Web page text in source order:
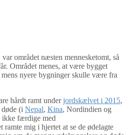
området næsten mennesketomt, så
Området menes, at være bygget
nyere bygninger skulle være fra
hårdt ramt underjordskælvet i 2015,
(i Nepal, Kina, Nordindien og
ikke færdige med
ramte mig i hjertet at se de ødelagte